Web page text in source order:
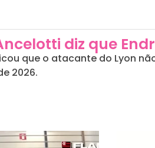
diz que
que o atacante do Lyon
2026.